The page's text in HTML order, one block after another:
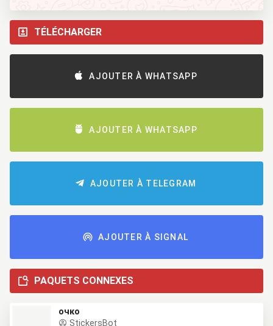
TÉLÉCHARGER
AJOUTER À WHATSAPP
AJOUTER À WHATSAPP
AJOUTER À TELEGRAM
AJOUTER À SIGNAL
PAQUETS CONNEXES
очко
StickersBot